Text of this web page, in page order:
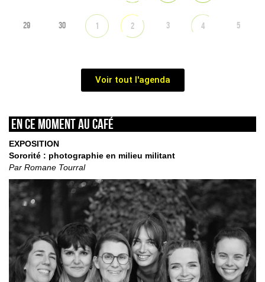
29 30 1 2 3 4 5
Voir tout l'agenda
En ce moment au café
EXPOSITION
Sororité : photographie en milieu militant
Par Romane Tourral